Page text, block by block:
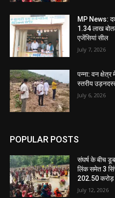
MP News:
1.34 लाख
एजेंसियां सील
July 7, 2026
पन्ना: वन
स्तरीय
July 6, 2026
POPULAR POSTS
संघर्ष के बीच
लिंक समेत 3
202.50 करोड़
July 12, 2026